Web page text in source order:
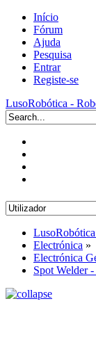
Início
Fórum
Ajuda
Pesquisa
Entrar
Registe-se
LusoRobótica -
Electrónica »
Electrónica
Spot Welder